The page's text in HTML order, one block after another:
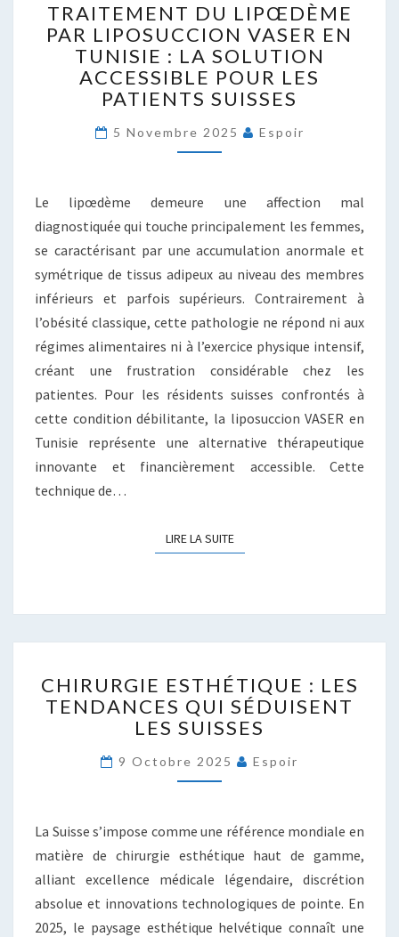
DU
LIPŒDÈME
PAR
LIPOSUCCION
VASER
EN
TUNISIE
:
ACCESSIBLE
POUR
LES
PATIENTS
SUISSES
TRAITEMENT DU LIPŒDÈME
PAR LIPOSUCCION VASER EN
TUNISIE : LA SOLUTION
ACCESSIBLE POUR LES
PATIENTS SUISSES
5 Novembre 2025 Espoir
Le lipœdème demeure une affection mal
diagnostiquée qui touche principalement les femmes,
se caractérisant par une accumulation anormale et
symétrique de tissus adipeux au niveau des membres
inférieurs et parfois supérieurs. Contrairement à
l’obésité classique, cette pathologie ne répond ni aux
régimes alimentaires ni à l’exercice physique intensif,
créant une frustration considérable chez les
patientes. Pour les résidents suisses confrontés à
cette condition débilitante, la liposuccion VASER en
Tunisie représente une alternative thérapeutique
innovante et financièrement accessible. Cette
technique de…
LIRE LA SUITELIRE LA SUITE
ESTHÉTIQUE
:
LES
QUI
SÉDUISENT
SUISSES
CHIRURGIE ESTHÉTIQUE : LES
TENDANCES QUI SÉDUISENT
LES SUISSES
9 Octobre 2025 Espoir
La Suisse s’impose comme une référence mondiale en
matière de chirurgie esthétique haut de gamme,
alliant excellence médicale légendaire, discrétion
absolue et innovations technologiques de pointe. En
2025, le paysage esthétique helvétique connaît une